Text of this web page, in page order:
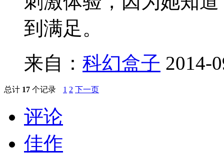
到满足。
来自： 科幻盒子 2014-
总计 17 个记录 1 2 下一页
评论
佳作